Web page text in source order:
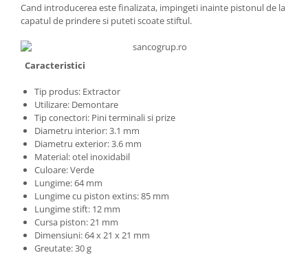
Cand introducerea este finalizata, impingeti inainte pistonul de la
capatul de prindere si puteti scoate stiftul.
Caracteristici
Tip produs: Extractor
Utilizare: Demontare
Tip conectori: Pini terminali si prize
Diametru interior: 3.1 mm
Diametru exterior: 3.6 mm
Material: otel inoxidabil
Culoare: Verde
Lungime: 64 mm
Lungime cu piston extins: 85 mm
Lungime stift: 12 mm
Cursa piston: 21 mm
Dimensiuni: 64 x 21 x 21 mm
Greutate: 30 g